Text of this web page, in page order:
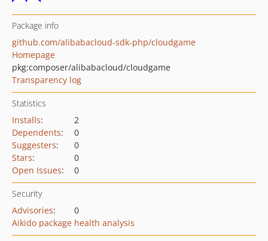
Package info
github.com/alibabacloud-sdk-php/cloudgame
Homepage
pkg:composer/alibabacloud/cloudgame
Transparency log
Statistics
Installs:
2
Dependents:
0
Suggesters:
0
Stars:
0
Open Issues: 0
Security
Advisories:
0
Aikido package health analysis